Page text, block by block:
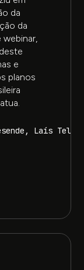
da
da
e
planos
Laís